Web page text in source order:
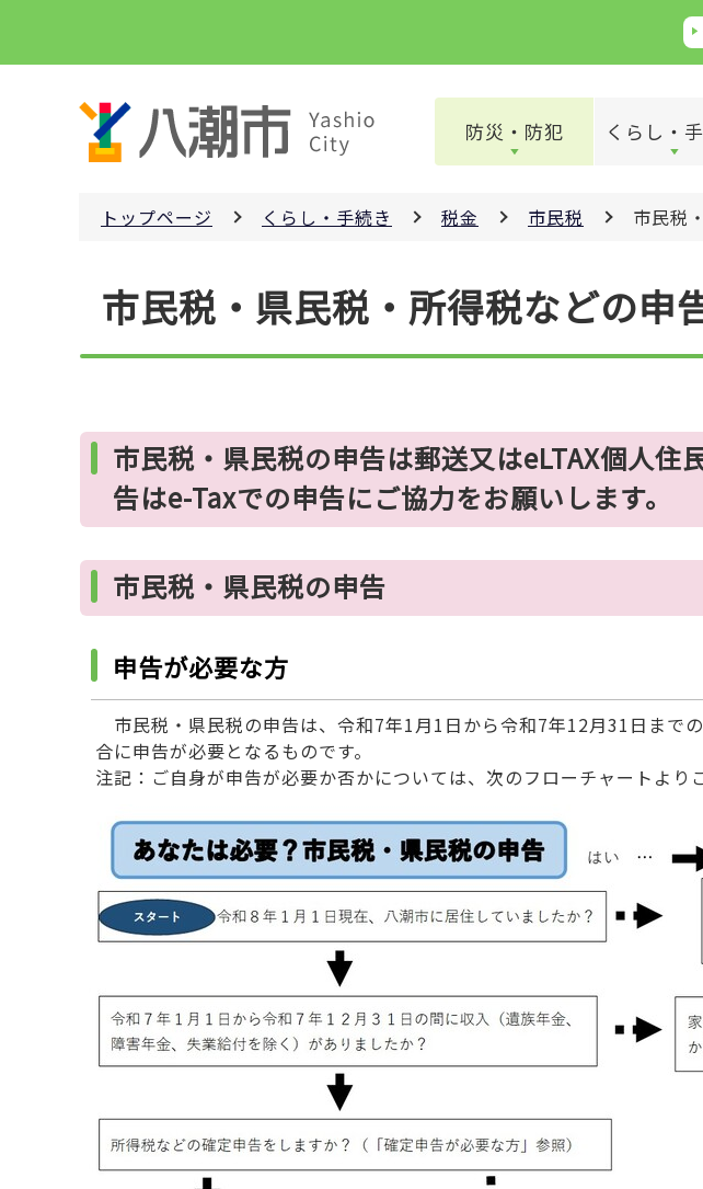
ペ
防災・防犯 くらし・
トップページ くらし・手続き 税金 市民税 市民税
市民税・県民税・所得税などの申
市民税・県民税の申告は郵送又はeLTAX個人
告はe-Taxでの申告にご協力をお願いします。
市民税・県民税の申告
申告が必要な方
市民税・県民税の申告は、令和7年1月1日から令和7年12月31日まで
合に申告が必要となるものです。
注記：ご自身が申告が必要か否かについては、次のフローチャートより